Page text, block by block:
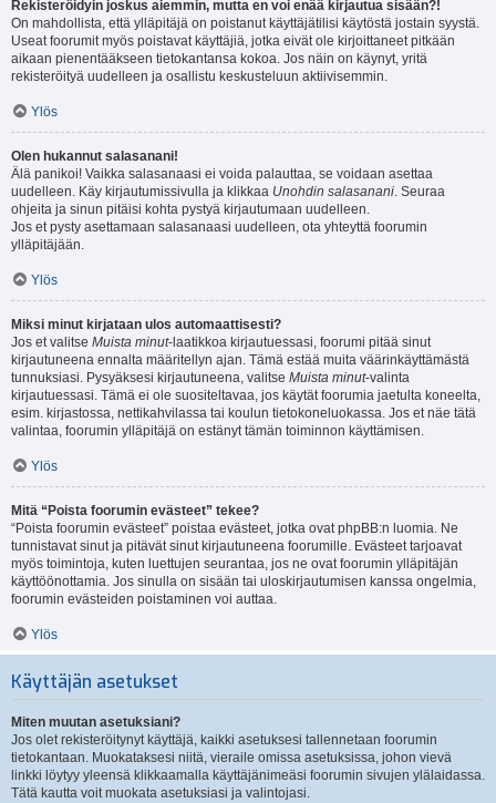
Rekisteröidyin joskus aiemmin, mutta en voi enää kirjautua sisään?!
On mahdollista, että ylläpitäjä on poistanut käyttäjätilisi käytöstä jostain syystä.
Useat foorumit myös poistavat käyttäjiä, jotka eivät ole kirjoittaneet pitkään
aikaan pienentääkseen tietokantansa kokoa. Jos näin on käynyt, yritä
rekisteröityä uudelleen ja osallistu keskusteluun aktiivisemmin.
Ylös
Olen hukannut salasanani!
Älä panikoi! Vaikka salasanaasi ei voida palauttaa, se voidaan asettaa
uudelleen. Käy kirjautumissivulla ja klikkaa Unohdin salasanani. Seuraa
ohjeita ja sinun pitäisi kohta pystyä kirjautumaan uudelleen.
Jos et pysty asettamaan salasanaasi uudelleen, ota yhteyttä foorumin
ylläpitäjään.
Ylös
Miksi minut kirjataan ulos automaattisesti?
Jos et valitse Muista minut-laatikkoa kirjautuessasi, foorumi pitää sinut
kirjautuneena ennalta määritellyn ajan. Tämä estää muita väärinkäyttämästä
tunnuksiasi. Pysyäksesi kirjautuneena, valitse Muista minut-valinta
kirjautuessasi. Tämä ei ole suositeltavaa, jos käytät foorumia jaetulta koneelta,
esim. kirjastossa, nettikahvilassa tai koulun tietokoneluokassa. Jos et näe tätä
valintaa, foorumin ylläpitäjä on estänyt tämän toiminnon käyttämisen.
Ylös
Mitä “Poista foorumin evästeet” tekee?
“Poista foorumin evästeet” poistaa evästeet, jotka ovat phpBB:n luomia. Ne
tunnistavat sinut ja pitävät sinut kirjautuneena foorumille. Evästeet tarjoavat
myös toimintoja, kuten luettujen seurantaa, jos ne ovat foorumin ylläpitäjän
käyttöönottamia. Jos sinulla on sisään tai uloskirjautumisen kanssa ongelmia,
foorumin evästeiden poistaminen voi auttaa.
Ylös
Käyttäjän asetukset
Miten muutan asetuksiani?
Jos olet rekisteröitynyt käyttäjä, kaikki asetuksesi tallennetaan foorumin
tietokantaan. Muokataksesi niitä, vieraile omissa asetuksissa, johon vievä
linkki löytyy yleensä klikkaamalla käyttäjänimeäsi foorumin sivujen ylälaidassa.
Tätä kautta voit muokata asetuksiasi ja valintojasi.